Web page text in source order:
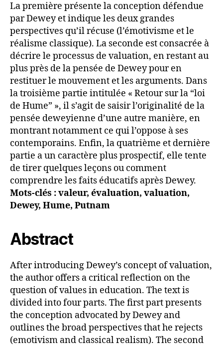
La première présente la conception défendue
par Dewey et indique les deux grandes
perspectives qu’il récuse (l’émotivisme et le
réalisme classique). La seconde est consacrée à
décrire le processus de valuation, en restant au
plus près de la pensée de Dewey pour en
restituer le mouvement et les arguments. Dans
la troisième partie intitulée « Retour sur la “loi
de Hume” », il s’agit de saisir l’originalité de la
pensée deweyienne d’une autre manière, en
montrant notamment ce qui l’oppose à ses
contemporains. Enfin, la quatrième et dernière
partie a un caractère plus prospectif, elle tente
de tirer quelques leçons ou comment
comprendre les faits éducatifs après Dewey.
Mots-clés : valeur, évaluation, valuation,
Dewey, Hume, Putnam
Abstract
After introducing Dewey’s concept of valuation,
the author offers a critical reflection on the
question of values in education. The text is
divided into four parts. The first part presents
the conception advocated by Dewey and
outlines the broad perspectives that he rejects
(emotivism and classical realism). The second